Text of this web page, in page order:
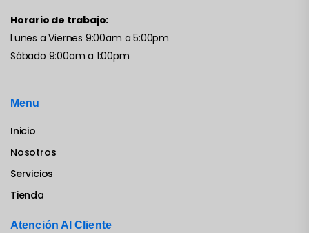
Horario de trabajo:
Lunes a Viernes 9:00am a 5:00pm
Sábado 9:00am a 1:00pm
Menu
Inicio
Nosotros
Servicios
Tienda
Atención Al Cliente